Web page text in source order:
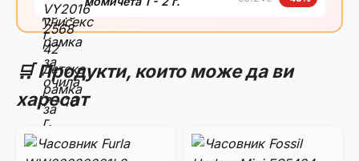
🛒 Продукти, които може да ви
харесат